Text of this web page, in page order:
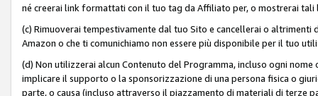
né creerai link formattati con il tuo tag da Affiliato per, o mostrerai tali
(c) Rimuoverai tempestivamente dal tuo Sito e cancellerai o
Amazon o che ti comunichiamo non essere più disponibile per il tuo
(d) Non utilizzerai alcun Contenuto del Programma, incluso ogni
implicare il supporto o la sponsorizzazione di una persona fisica o
parte, o causa (incluso attraverso il piazzamento di materiali di terze